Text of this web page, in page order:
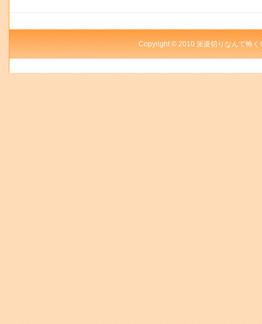
Copyright © 2010 派遣切りなんて怖